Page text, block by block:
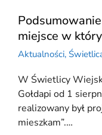
miejsce w
Aktualności,
W Świetlicy
Gołdapi od 1
realizowany był
mieszkam”.…